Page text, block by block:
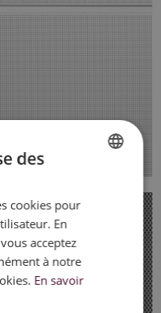
FRENCH
des
cookies pour
En
acceptez
à notre
En savoir